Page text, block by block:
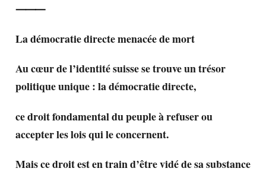
⸻
La démocratie directe menacée de mort
Au cœur de l’identité suisse se trouve un trésor
politique unique : la démocratie directe,
ce droit fondamental du peuple à refuser ou
accepter les lois qui le concernent.
Mais ce droit est en train d’être vidé de sa substance